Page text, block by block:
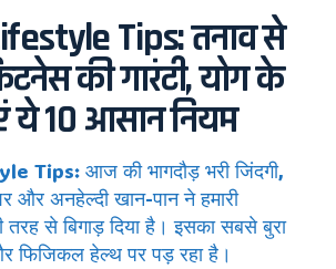
Tips: तनाव से
की गारंटी, योग के
ये 10 आसान नियम
Tips: आज की भागदौड़ भरी जिंदगी,
और अनहेल्दी खान-पान ने हमारी
तरह से बिगाड़ दिया है। इसका सबसे बुरा
फिजिकल हेल्थ पर पड़ रहा है।